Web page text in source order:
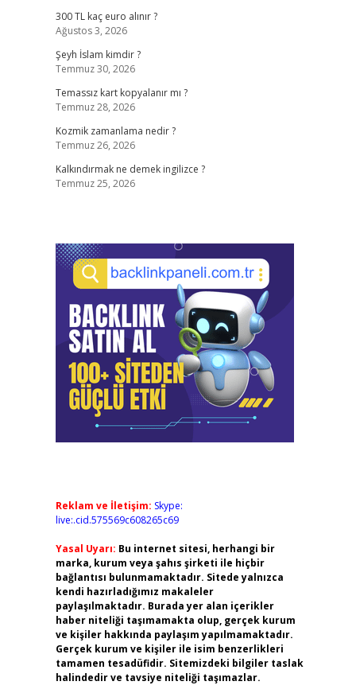
300 TL kaç euro alınır ?
Ağustos 3, 2026
Şeyh İslam kimdir ?
Temmuz 30, 2026
Temassız kart kopyalanır mı ?
Temmuz 28, 2026
Kozmik zamanlama nedir ?
Temmuz 26, 2026
Kalkındırmak ne demek ingilizce ?
Temmuz 25, 2026
Reklam ve İletişim: Skype:
live:.cid.575569c608265c69
Yasal Uyarı: Bu internet sitesi, herhangi bir
marka, kurum veya şahıs şirketi ile hiçbir
bağlantısı bulunmamaktadır. Sitede yalnızca
kendi hazırladığımız makaleler
paylaşılmaktadır. Burada yer alan içerikler
haber niteliği taşımamakta olup, gerçek kurum
ve kişiler hakkında paylaşım yapılmamaktadır.
Gerçek kurum ve kişiler ile isim benzerlikleri
tamamen tesadüfidir. Sitemizdeki bilgiler taslak
halindedir ve tavsiye niteliği taşımazlar.